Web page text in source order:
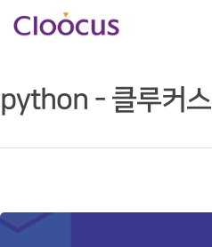
Hit enter to search or ESC to close
python - 클루커스